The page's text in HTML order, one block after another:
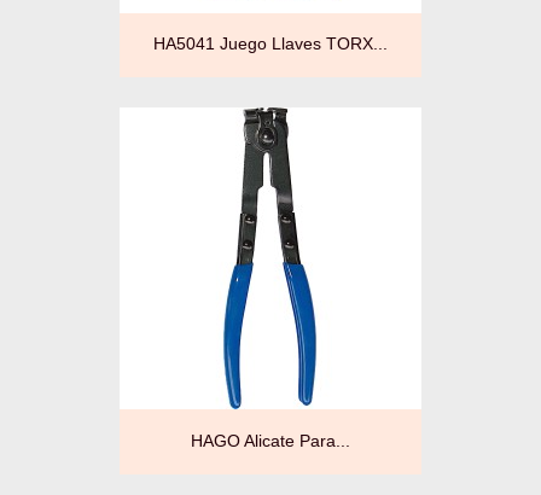
HA5041 Juego Llaves TORX...
HAGO Alicate Para...